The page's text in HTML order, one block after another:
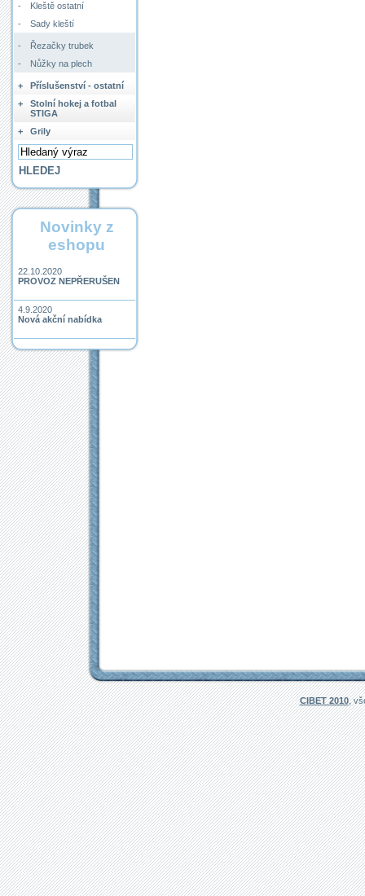
-
Kleště ostatní
-
Sady kleští
-
Řezačky trubek
-
Nůžky na plech
+
Příslušenství - ostatní
+
Stolní hokej a fotbal
STIGA
+
Grily
Novinky z
eshopu
22.10.2020
PROVOZ NEPŘERUŠEN
4.9.2020
Nová akční nabídka
CIBET 2010,